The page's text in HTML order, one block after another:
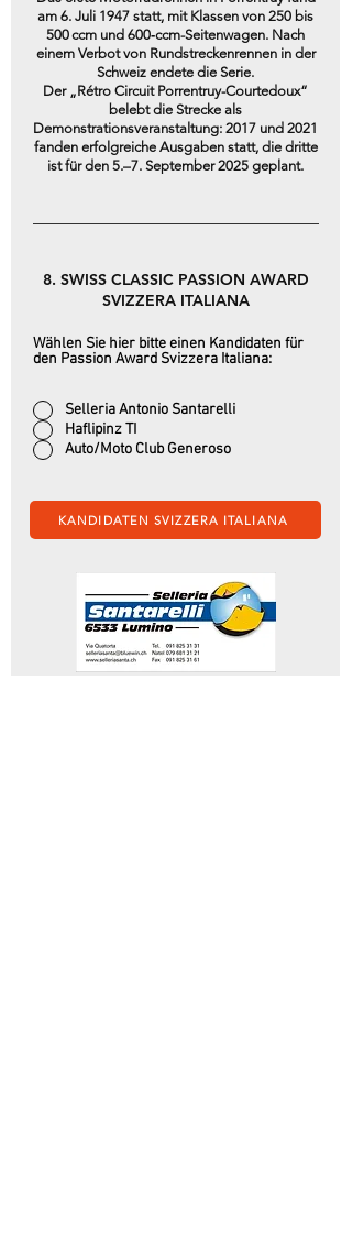
am 6. Juli 1947 statt, mit Klassen von 250 bis
500 ccm und 600‑ccm-Seitenwagen. Nach
einem Verbot von Rundstreckenrennen in der
Schweiz endete die Serie.
Der „Rétro Circuit Porrentruy-Courtedoux“
belebt die Strecke als
Demonstrationsveranstaltung: 2017 und 2021
fanden erfolgreiche Ausgaben statt, die dritte
ist für den 5.–7. September 2025 geplant.
8. SWISS CLASSIC PASSION AWARD
SVIZZERA ITALIANA
Wählen Sie hier bitte einen Kandidaten für
den Passion Award Svizzera Italiana:
Selleria Antonio Santarelli
Haflipinz TI
Auto/Moto Club Generoso
KANDIDATEN SVIZZERA ITALIANA